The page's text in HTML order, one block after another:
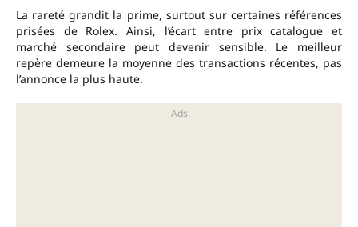
La rareté grandit la prime, surtout sur certaines références
prisées de Rolex. Ainsi, l’écart entre prix catalogue et
marché secondaire peut devenir sensible. Le meilleur
repère demeure la moyenne des transactions récentes, pas
l’annonce la plus haute.